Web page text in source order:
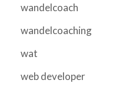
wandelcoach
wandelcoaching
wat
web developer